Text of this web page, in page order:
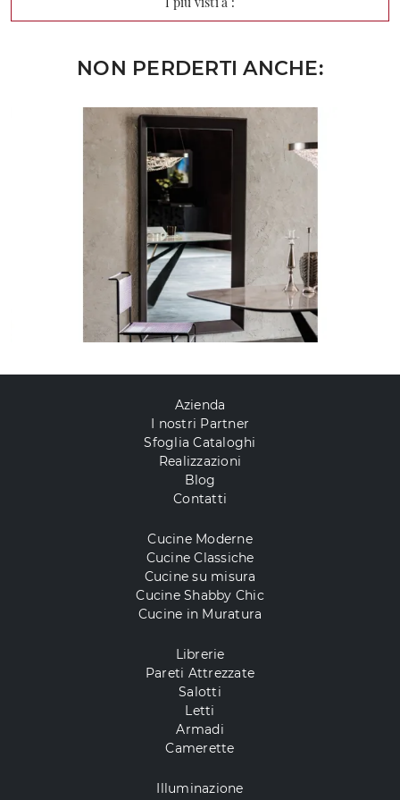
NON PERDERTI ANCHE:
Azienda
I nostri Partner
Sfoglia Cataloghi
Realizzazioni
Blog
Contatti
Cucine Moderne
Cucine Classiche
Cucine su misura
Cucine Shabby Chic
Cucine in Muratura
Librerie
Pareti Attrezzate
Salotti
Letti
Armadi
Camerette
Illuminazione